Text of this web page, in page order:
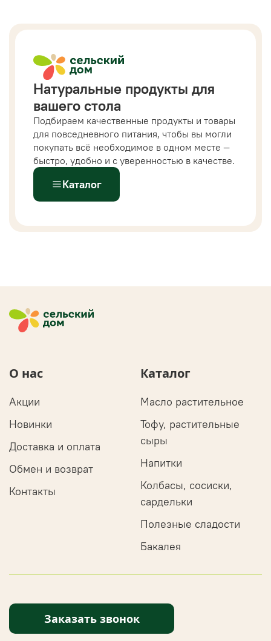
Натуральные продукты для
вашего стола
Подбираем качественные продукты и товары
для повседневного питания, чтобы вы могли
покупать всё необходимое в одном месте —
быстро, удобно и с уверенностью в качестве.
Каталог
О нас
Акции
Новинки
Доставка и оплата
Обмен и возврат
Контакты
Каталог
Масло растительное
Тофу, растительные
сыры
Напитки
Колбасы, сосиски,
сардельки
Полезные сладости
Бакалея
Заказать звонок